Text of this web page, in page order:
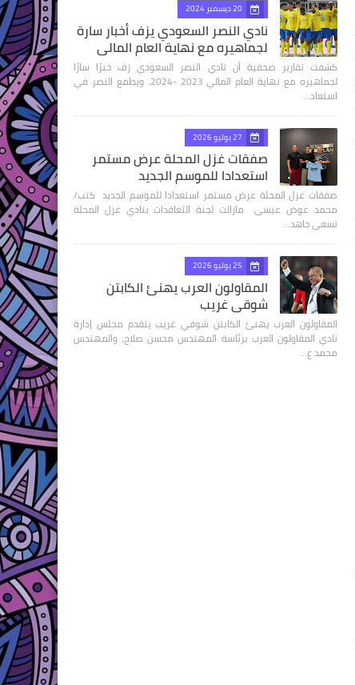
20 ديسمبر 2024
نادي النصر السعودي يزف أخبار سارة
لجماهيره مع نهاية العام المالي
كشفت تقارير صحفية أن نادي النصر السعودي زف خبرًا سارًا
لجماهيره مع نهاية العام المالي 2023 -2024. ويطمع النصر في
استعاد…
27 يوليو 2026
صفقات غزل المحلة عرض مستمر
استعدادا للموسم الجديد
صفقات غزل المحلة عرض مستمر استعدادا للموسم الجديد كتب/
محمد عوض عيسى مازالت لجنة التعاقدات بنادي غزل المحلة
تسعى جاهد…
25 يوليو 2026
المقاولون العرب يهنئ الكابتن
شوقي غريب
المقاولون العرب يهنئ الكابتن شوقي غريب يتقدم مجلس إدارة
نادي المقاولون العرب برئاسة المهندس محسن صلاح، والمهندس
محمد ع…